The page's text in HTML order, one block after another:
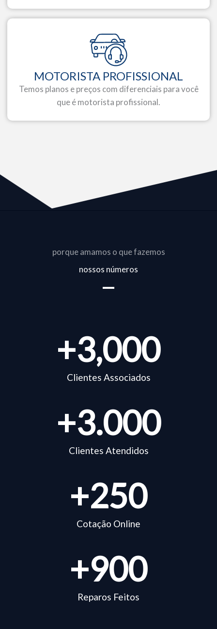
MOTORISTA PROFISSIONAL
Temos planos e preços com diferenciais para você
que é motorista profissional.
porque amamos o que fazemos
nossos números
Clientes Associados
+3,000
Clientes Atendidos
+3.000
Cotação Online
+250
Reparos Feitos
+900